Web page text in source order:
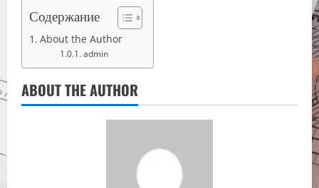
Содержание
About the Author
admin
ABOUT THE AUTHOR